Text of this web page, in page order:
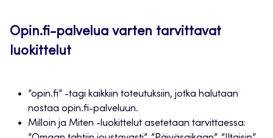
Opin.fi-palvelua varten tarvittavat
luokittelut
”opin.fi” -tagi kaikkiin toteutuksiin, jotka halutaan
nostaa opin.fi-palveluun.
Milloin ja Miten -luokittelut asetetaan tarvittaessa: